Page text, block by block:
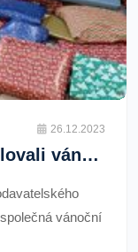
26.12.2023
Popáté místo Ježíška nadělovali vánoční dárky pro SOKOLÍK zaměstnanci chemičky
vánoční
sokolovské